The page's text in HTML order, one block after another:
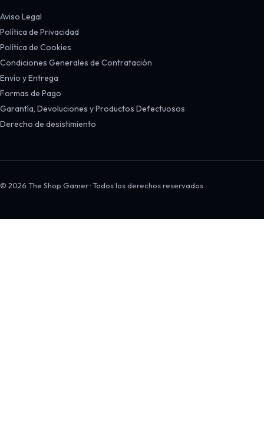
Aviso Legal
Política de Privacidad
Política de Cookies
Condiciones Generales de Contratación
Envío y Entrega
Formas de Pago
Garantía, Devoluciones y Productos Defectuosos
Derecho de desistimiento
© 2026 The Shop Gamer · Todos los derechos reservados